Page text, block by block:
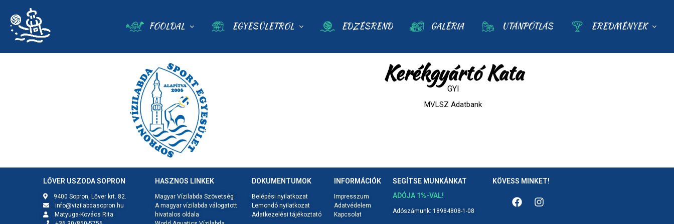
FŐOLDAL EGYESÜLETRŐL EDZÉSREND GALÉRIA UTÁNPÓTLÁS EREDMÉNYEK
Kerékgyártó Kata
GYI
MVLSZ Adatbank
LŐVER USZODA SOPRON
9400 Sopron, Lőver krt. 82.
info@vizilabdasopron.hu
Matyuga-Kovács Rita
HASZNOS LINKEK
Magyar Vízilabda Szövetség
A magyar vízilabda válogatott
hivatalos oldala
DOKUMENTUMOK
Belépési nyilatkozat
Lemondó nyilatkozat
Adatkezelési tájékoztató
INFORMÁCIÓK
Impresszum
Adatvédelem
Kapcsolat
SEGÍTSE MUNKÁNKAT
ADÓJA 1%-VAL!
Adószámunk: 18984808-1-08
KÖVESS MINKET!